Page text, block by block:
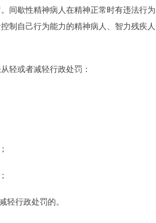
间歇性精神病人在精神正常时有违法行为
制自己行为能力的精神病人、智力残疾人
轻或者减轻行政处罚：
轻行政处罚的。